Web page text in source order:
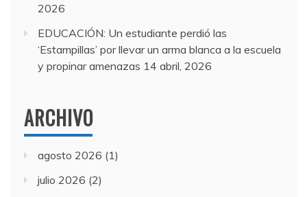
2026
EDUCACIÓN: Un estudiante perdió las
‘Estampillas’ por llevar un arma blanca a la escuela
y propinar amenazas 14 abril, 2026
ARCHIVO
agosto 2026 (1)
julio 2026 (2)